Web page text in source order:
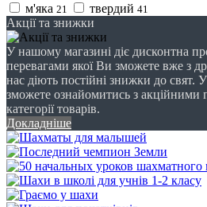
м'яка 21 твердий 41
Акції та знижки
У нашому магазині діє дисконтна
перевагами якої Ви зможете вже з
нас діють постійні знижки до свят.
зможете ознайомитись з акційними
категорії товарів.
Докладніше